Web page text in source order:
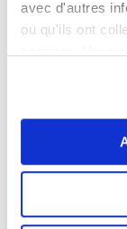
avec d'autres
ou qu'ils ont
Vous pouvez
étudiant, vous
Vous
et-
Vous devrez